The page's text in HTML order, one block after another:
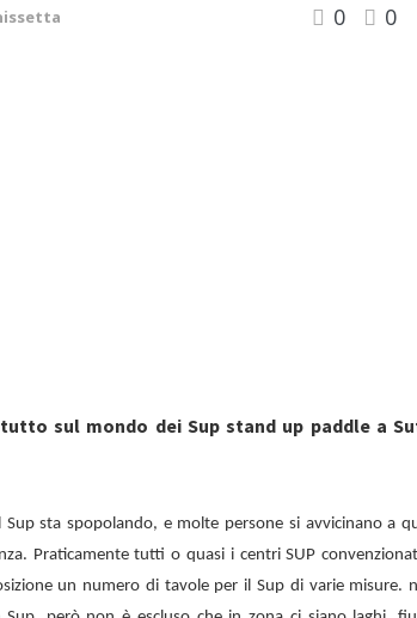
0 0
sul mondo dei Sup stand up paddle a
sta spopolando, e molte persone si avvicinano a
Praticamente tutti o quasi i centri SUP
un numero di tavole per il Sup di varie misure.